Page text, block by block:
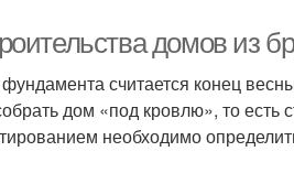
домов из
считается конец
дом «под кровлю», то
необходимо